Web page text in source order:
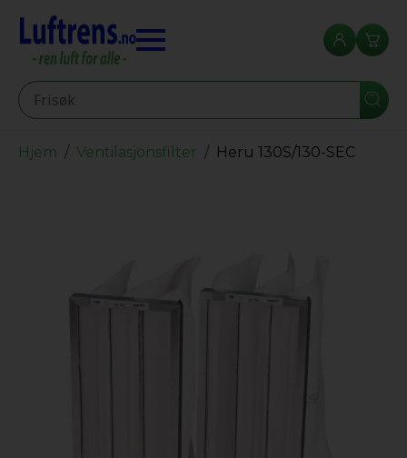
Seearch
Hjem Ventilasjonsfilter Heru 130S/130-SEC